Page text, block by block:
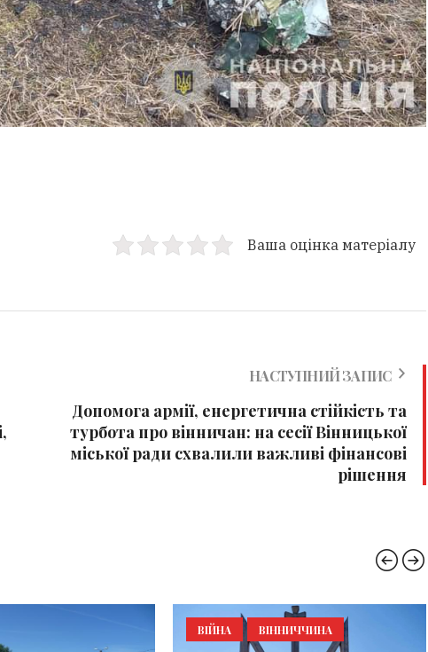
Ваша оцінка матеріалу
НАСТУПНИЙ ЗАПИС
Допомога армії, енергетична стійкість та
турбота про вінничан: на сесії Вінницької
міської ради схвалили важливі фінансові
рішення
ВІЙНА ВІННИЧЧИНА